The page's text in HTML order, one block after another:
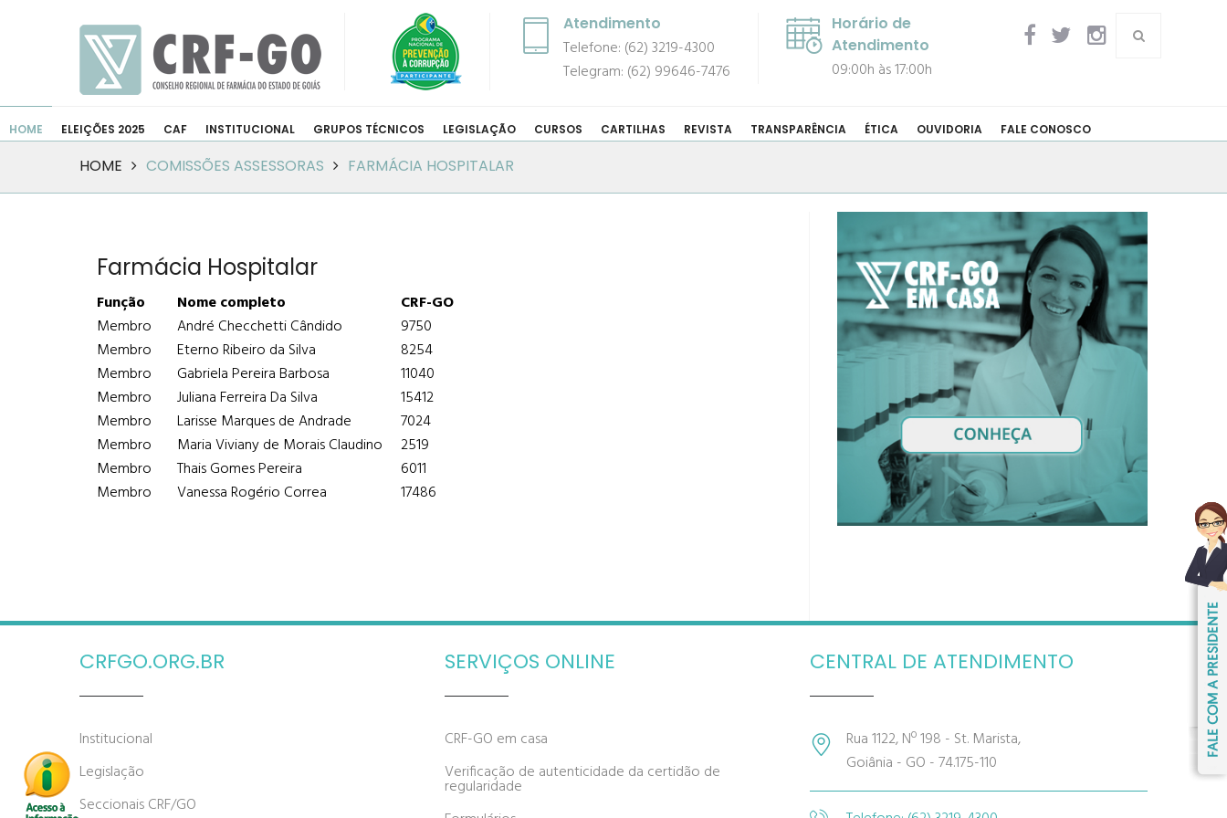
Atendimento
Telefone: (62) 3219-4300
Telegram: (62) 99646-7476
Horário de
Atendimento
09:00h às 17:00h
HOME ELEIÇÕES 2025 CAF INSTITUCIONAL GRUPOS TÉCNICOS LEGISLAÇÃO CURSOS CARTILHAS REVISTA TRANSPARÊNCIA ÉTICA OUVIDORIA FALE CONOSCO
HOME COMISSÕES ASSESSORAS FARMÁCIA HOSPITALAR
Farmácia Hospitalar
Função Nome completo
CRF-GO
Membro André Checchetti Cândido
9750
Membro
Eterno Ribeiro da Silva
8254
Membro
Gabriela Pereira Barbosa
11040
Membro
Juliana Ferreira Da Silva
15412
Membro
Larisse Marques de Andrade
7024
Membro
Maria Viviany de Morais Claudino 2519
Membro
Thais Gomes Pereira
6011
Membro
Vanessa Rogério Correa 17486
CRFGO.ORG.BR
Institucional
Legislação
Seccionais CRF/GO
SERVIÇOS ONLINE
CRF-GO em casa
Verificação de autenticidade da certidão de
regularidade
CENTRAL DE ATENDIMENTO
Rua 1122, Nº 198 - St. Marista,
Goiânia - GO - 74.175-110